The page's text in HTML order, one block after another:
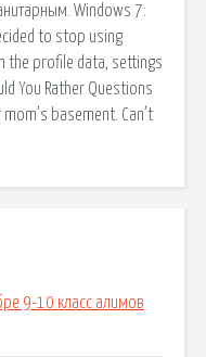
Windows 7:
to stop using
the profile data, settings
You Rather Questions
basement. Can’t
9-10 класс алимов